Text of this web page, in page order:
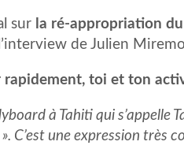
sur la ré-appropriation
de Julien
toi et ton
à Tahiti qui s’appelle
C’est une expression très